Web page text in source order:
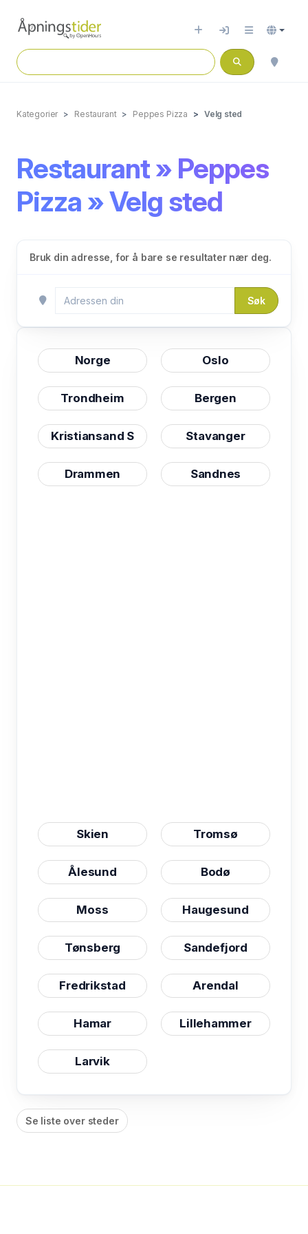
Kategorier Restaurant Peppes Pizza Velg sted
Restaurant » Peppes
Pizza » Velg sted
Bruk din adresse, for å bare se resultater nær deg.
Søk
Norge Oslo
Trondheim Bergen
Kristiansand S Stavanger
Drammen Sandnes
Skien Tromsø
Ålesund Bodø
Moss Haugesund
Tønsberg Sandefjord
Fredrikstad Arendal
Hamar Lillehammer
Larvik
Se liste over steder